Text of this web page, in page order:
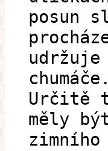
posun
chumáče.
Určitě
měly
zimního